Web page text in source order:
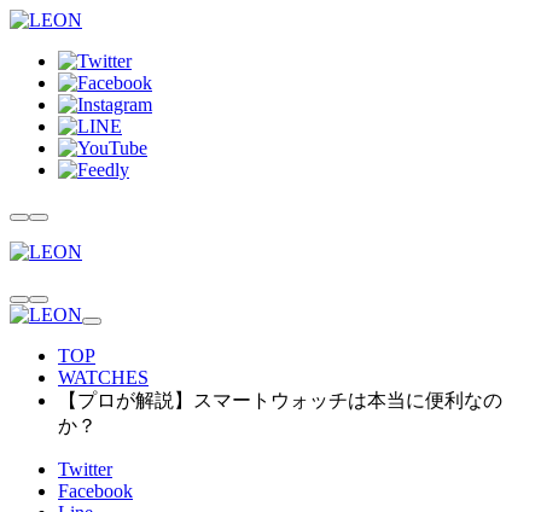
TOP
WATCHES
【プロが解説】スマートウォッチは本当に便利なの
か？
Twitter
Facebook